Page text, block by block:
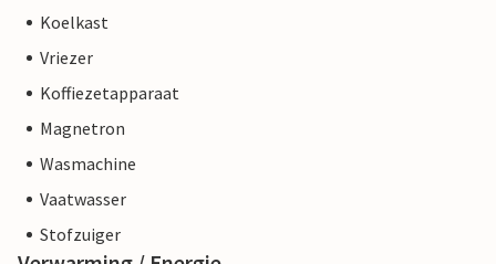
Koelkast
Vriezer
Koffiezetapparaat
Magnetron
Wasmachine
Vaatwasser
Stofzuiger